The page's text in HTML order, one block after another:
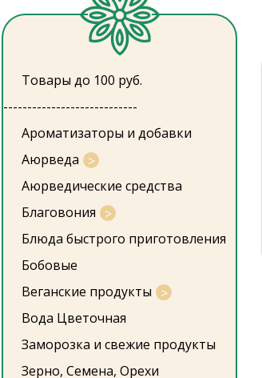
Товары до 100 руб.
----------------------------
Ароматизаторы и добавки
Аюрведа
Аюрведические средства
Благовония
Блюда быстрого приготовления
Бобовые
Веганские продукты
Вода Цветочная
Заморозка и свежие продукты
Зерно, Семена, Орехи